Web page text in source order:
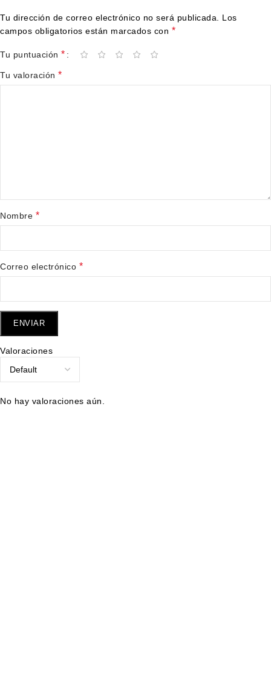
Valoraciones
No hay valoraciones aún.
Tu dirección de correo electrónico no será publicada. Los
campos obligatorios están marcados con *
Tu puntuación *
Tu valoración *
Nombre *
Correo electrónico *